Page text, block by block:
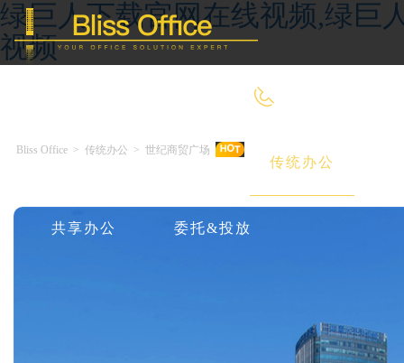
绿巨人下载官网在线视频,绿巨
视频
传统办公
共享办公 委托&投放
Bliss Office > 传统办公 > 世纪商贸广场